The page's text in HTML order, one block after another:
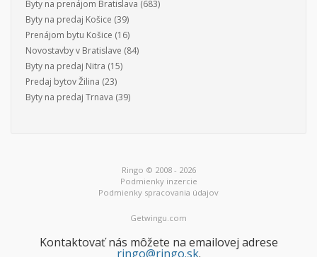
Byty na prenájom Bratislava (683)
Byty na predaj Košice (39)
Prenájom bytu Košice (16)
Novostavby v Bratislave (84)
Byty na predaj Nitra (15)
Predaj bytov Žilina (23)
Byty na predaj Trnava (39)
Ringo © 2008 - 2026
Podmienky inzercie
Podmienky spracovania údajov
Getwingu.com
Kontaktovať nás môžete na emailovej adrese
ringo@ringo.sk.